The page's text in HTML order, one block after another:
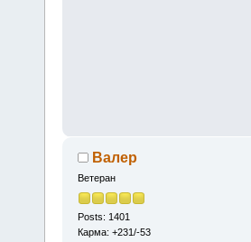
Валер
Ветеран
Posts: 1401
Карма: +231/-53